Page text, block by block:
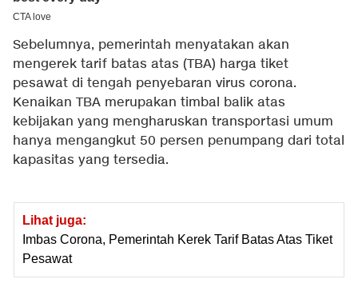
Sebelumnya, pemerintah menyatakan akan
mengerek tarif batas atas (TBA) harga tiket
pesawat di tengah penyebaran virus corona.
Kenaikan TBA merupakan timbal balik atas
kebijakan yang mengharuskan transportasi umum
hanya mengangkut 50 persen penumpang dari total
kapasitas yang tersedia.
Lihat juga:
Imbas Corona, Pemerintah Kerek Tarif Batas Atas Tiket
Pesawat